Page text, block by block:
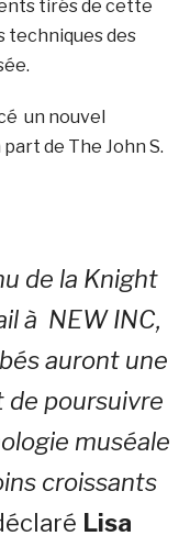
tirés de cette
techniques des
un nouvel
de The John S.
de la Knight
à NEW INC,
auront une
de poursuivre
muséale
croissants
Lisa